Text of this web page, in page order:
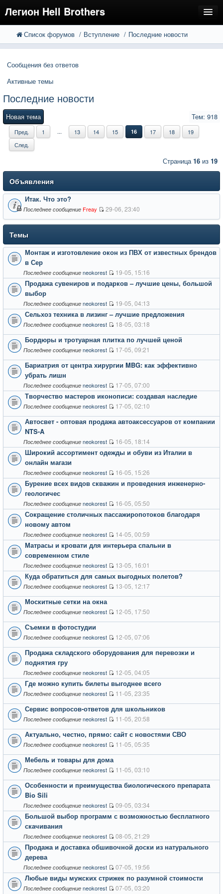
Легион Hell Brothers
FAQ
Расширенный поиск
Список форумов Вступление Последние новости
Сообщения без ответов
Активные темы
Последние новости
Новая тема Тем: 918
Пред. 1 ... 13 14 15 16 17 18
19
След.
Страница16 из 19
Объявления
Итак. Что это?
Последнее сообщение Freay 29-06, 23:40
Темы
Монтаж и изготовление окон из ПВХ от известных брендов
в Сер
Последнее сообщение neokorest 19-05, 15:16
Продажа сувениров и подарков – лучшие цены, большой
выбор
Последнее сообщение neokorest 19-05, 04:13
Сельхоз техника в лизинг – лучшие предложения
Последнее сообщение neokorest 18-05, 03:18
Бордюры и тротуарная плитка по лучшей ценой
Последнее сообщение neokorest 17-05, 09:21
Бариатрия от центра хирургии MBG: как эффективно
убрать лишн
Последнее сообщение neokorest 17-05, 07:00
Творчество мастеров иконописи: создавая наследие
Последнее сообщение neokorest 17-05, 02:10
Автосвет - оптовая продажа автоаксессуаров от компании
NTS-A
Последнее сообщение neokorest 16-05, 18:14
Широкий ассортимент одежды и обуви из Италии в
онлайн магази
Последнее сообщение neokorest 16-05, 15:26
Бурение всех видов скважин и проведения инженерно-
геологичес
Последнее сообщение neokorest 16-05, 05:50
Сокращение столичных пассажиропотоков благодаря
новому автом
Последнее сообщение neokorest 14-05, 00:59
Матрасы и кровати для интерьера спальни в
современном стиле
Последнее сообщение neokorest 13-05, 16:01
Куда обратиться для самых выгодных полетов?
Последнее сообщение neokorest 13-05, 12:17
Москитные сетки на окна
Последнее сообщение neokorest 12-05, 17:50
Съемки в фотостудии
Последнее сообщение neokorest 12-05, 07:06
Продажа складского оборудования для перевозки и
поднятия гру
Последнее сообщение neokorest 12-05, 04:05
Где можно купить билеты выгоднее всего
Последнее сообщение neokorest 11-05, 23:35
Сервис вопросов-ответов для школьников
Последнее сообщение neokorest 11-05, 20:58
Актуально, честно, прямо: сайт с новостями СВО
Последнее сообщение neokorest 11-05, 05:35
Мебель и товары для дома
Последнее сообщение neokorest 11-05, 03:10
Особенности и преимущества биологического препарата
Bio Sili
Последнее сообщение neokorest 09-05, 03:34
Большой выбор программ с возможностью бесплатного
скачивания
Последнее сообщение neokorest 08-05, 21:29
Продажа и доставка обшивочной доски из натурального
дерева
Последнее сообщение neokorest 07-05, 19:56
Любые виды мужских стрижек по разумной стоимости
Последнее сообщение neokorest 07-05, 03:20